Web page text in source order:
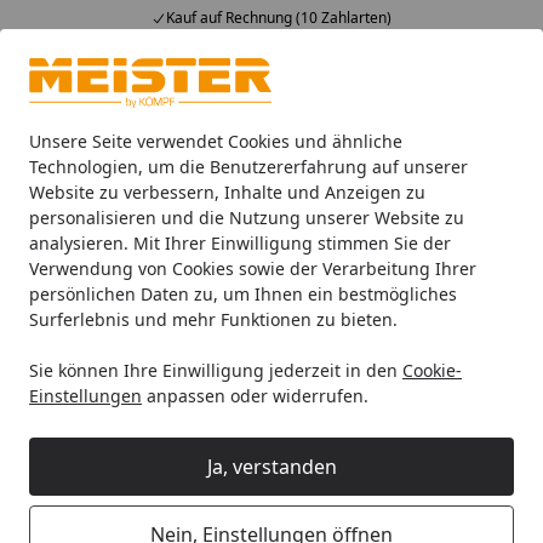
Unsere Seite verwendet Cookies und ähnliche
Technologien, um die Benutzererfahrung auf unserer
Website zu verbessern, Inhalte und Anzeigen zu
personalisieren und die Nutzung unserer Website zu
analysieren. Mit Ihrer Einwilligung stimmen Sie der
Verwendung von Cookies sowie der Verarbeitung Ihrer
persönlichen Daten zu, um Ihnen ein bestmögliches
Surferlebnis und mehr Funktionen zu bieten.
Sie können Ihre Einwilligung jederzeit in den Cookie-
Einstellungen anpassen oder widerrufen.
Ja, verstanden
Nein, Einstellungen öffnen
Kauf auf Rechnung (10 Zahlarten)
Alle Produkte
Mein Konto
Suchen
Startseite
Leisten Fußleisten Meister Dekorgleiche Fussleisten
RESTPOSTEN SALE MEISTER
Fussleiste Profil 3 PK Fjordeiche
grau 6847 - 2380 mm